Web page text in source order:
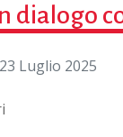
dialogo
23 Luglio 2025